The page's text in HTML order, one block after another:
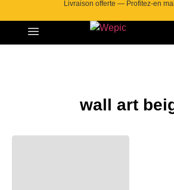
Livraison offerte — Profitez-en
wall art